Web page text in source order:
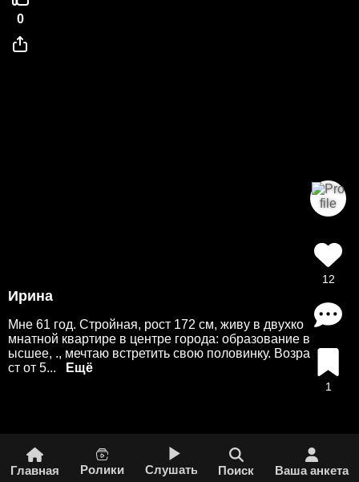
Ирина
Мне 61 год. Стройная, рост 172 см, живу в двухко
мнатной квартире в центре города: образование в
ысшее, ., мечтаю встретить свою половинку. Возра
ст от 5...
12
1
Главная Ролики Слушать Поиск Ваша анкета
0